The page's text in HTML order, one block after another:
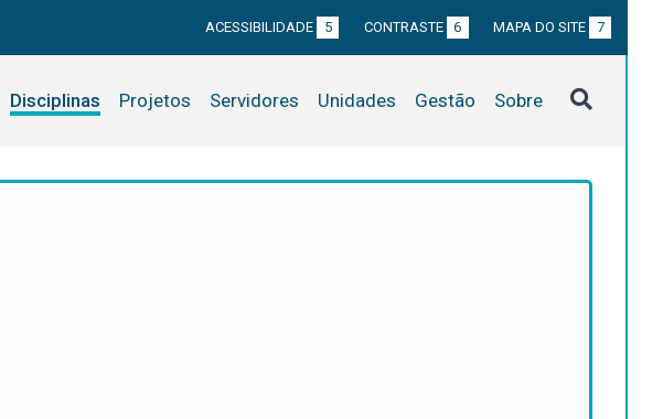
ACESSIBILIDADE 5 CONTRASTE 6 MAPA DO SITE 7
Disciplinas Projetos Servidores Unidades Gestão Sobre